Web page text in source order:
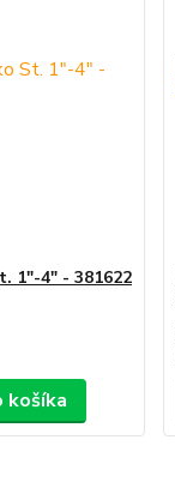
1"-4" - 381622
košíka